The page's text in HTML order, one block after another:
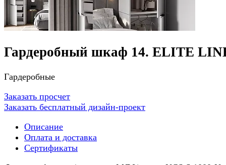
Гардеробный шкаф 14. ELITE
Гардеробные
Заказать просчет
Заказать бесплатный дизайн-проект
Описание
Оплата и доставка
Сертификаты